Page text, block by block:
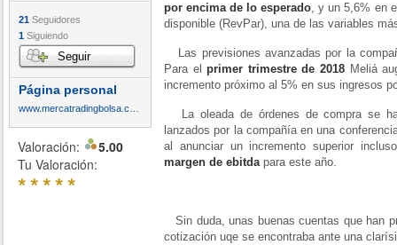
21 Seguidores
1 Siguiendo
Seguir
Página personal
Valoración:
5.00
Tu Valoración:
*****
por encima de lo esperado, y un 5,6% en
disponible (RevPar), una de las variables
Las previsiones avanzadas por la
Para elprimer trimestre de 2018 Meliá
incremento próximo al 5% en sus ingresos
La oleada de órdenes de compra se
lanzados por la compañía en una
al anunciar un incremento superior
margen de ebitdapara este año.
Sin duda, unas buenas cuentas que han
cotización uqe se encontraba ante una